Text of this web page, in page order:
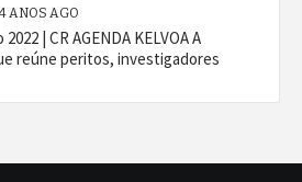
4 ANOS AGO
| CR AGENDA KELVOA A
reúne peritos, investigadores